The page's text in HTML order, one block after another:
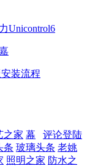
Unicontrol6
装流程
评论登陆
之家 幕
条 玻璃头条 老姚
照明之家 防水之